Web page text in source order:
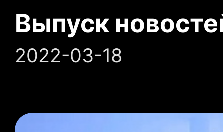
Выпуск
2022-03-18